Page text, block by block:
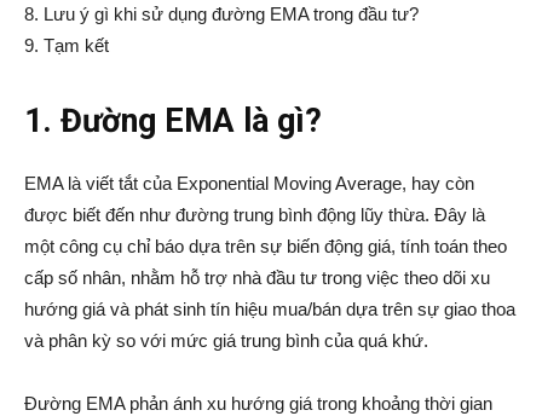
8. Lưu ý gì khi sử dụng đường EMA trong đầu tư?
9. Tạm kết
1. Đường EMA là gì?
EMA là viết tắt của Exponential Moving Average, hay còn
được biết đến như đường trung bình động lũy thừa. Đây là
một công cụ chỉ báo dựa trên sự biến động giá, tính toán theo
cấp số nhân, nhằm hỗ trợ nhà đầu tư trong việc theo dõi xu
hướng giá và phát sinh tín hiệu mua/bán dựa trên sự giao thoa
và phân kỳ so với mức giá trung bình của quá khứ.
Đường EMA phản ánh xu hướng giá trong khoảng thời gian